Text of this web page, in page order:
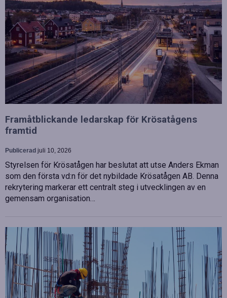
Framåtblickande ledarskap för Krösatågens
framtid
Publicerad juli 10, 2026
Styrelsen för Krösatågen har beslutat att utse Anders Ekman
som den första vd:n för det nybildade Krösatågen AB. Denna
rekrytering markerar ett centralt steg i utvecklingen av en
gemensam organisation…